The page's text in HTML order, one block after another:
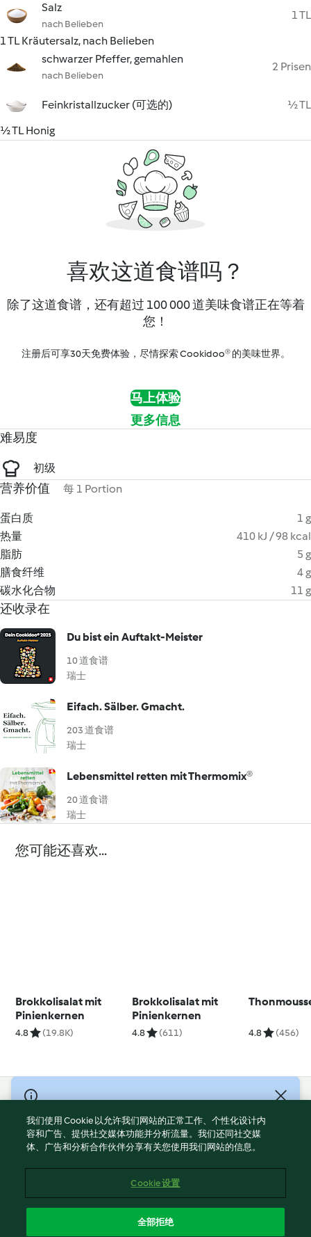
Salz
nach Belieben
1 TL
1 TL Kräutersalz, nach Belieben
schwarzer Pfeffer, gemahlen
nach Belieben
2 Prisen
Feinkristallzucker (可选的)
½ TL
½ TL Honig
喜欢这道食谱吗？
除了这道食谱，还有超过 100 000 道美味食谱正在等着
您！
注册后可享30天免费体验，尽情探索 Cookidoo® 的美味世界。
马上体验
更多信息
难易度
初级
营养价值 每 1 Portion
蛋白质
1 g
热量
410 kJ / 98 kcal
脂肪
5 g
膳食纤维
4 g
碳水化合物
11 g
还收录在
Du bist ein Auftakt-Meister
10 道食谱
瑞士
Eifach. Sälber. Gmacht.
203 道食谱
瑞士
Lebensmittel retten mit Thermomix®
20 道食谱
瑞士
您可能还喜欢...
Brokkolisalat mit
Pinienkernen
4.8 (19.8K)
Brokkolisalat mit
Pinienkernen
4.8 (611) 4.8 (456)
© Copyright 2021-2023 福维克信息科技(上海)有限公司 版权所有
2026
使用规定
Cookies
ICP许可证号：沪通信管自贸[2026]3号
我们使用 Cookie 以允许我们网站的正常工作、个性化设计内
容和广告、提供社交媒体功能并分析流量。我们还同社交媒
体、广告和分析合作伙伴分享有关您使用我们网站的信息。
Cookie 设置
全部拒绝